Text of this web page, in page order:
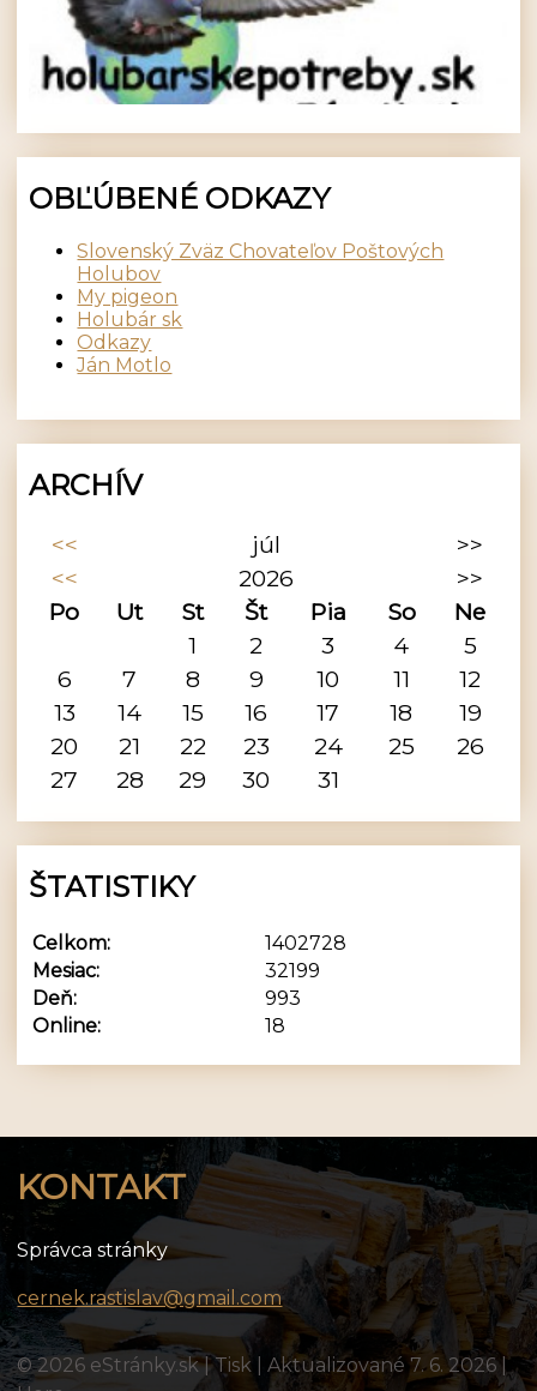
OBĽÚBENÉ ODKAZY
Slovenský Zväz Chovateľov Poštových
Holubov
My pigeon
Holubár sk
Odkazy
Ján Motlo
ARCHÍV
<< júl
>>
<<
2026
>>
Po
Ut St Št Pia So
Ne
1
2 3 4
5
6
7 8 9 10 11
12
13
14 15 16 17 18
19
20
21 22 23 24 25
26
27
28 29 30 31
ŠTATISTIKY
Online: 18
Celkom:
1402728
Mesiac:
32199
Deň:
993
KONTAKT
Správca stránky
cernek.rastislav@gmail.com
© 2026 eStránky.sk|Tisk |Aktualizované 7. 6. 2026 |